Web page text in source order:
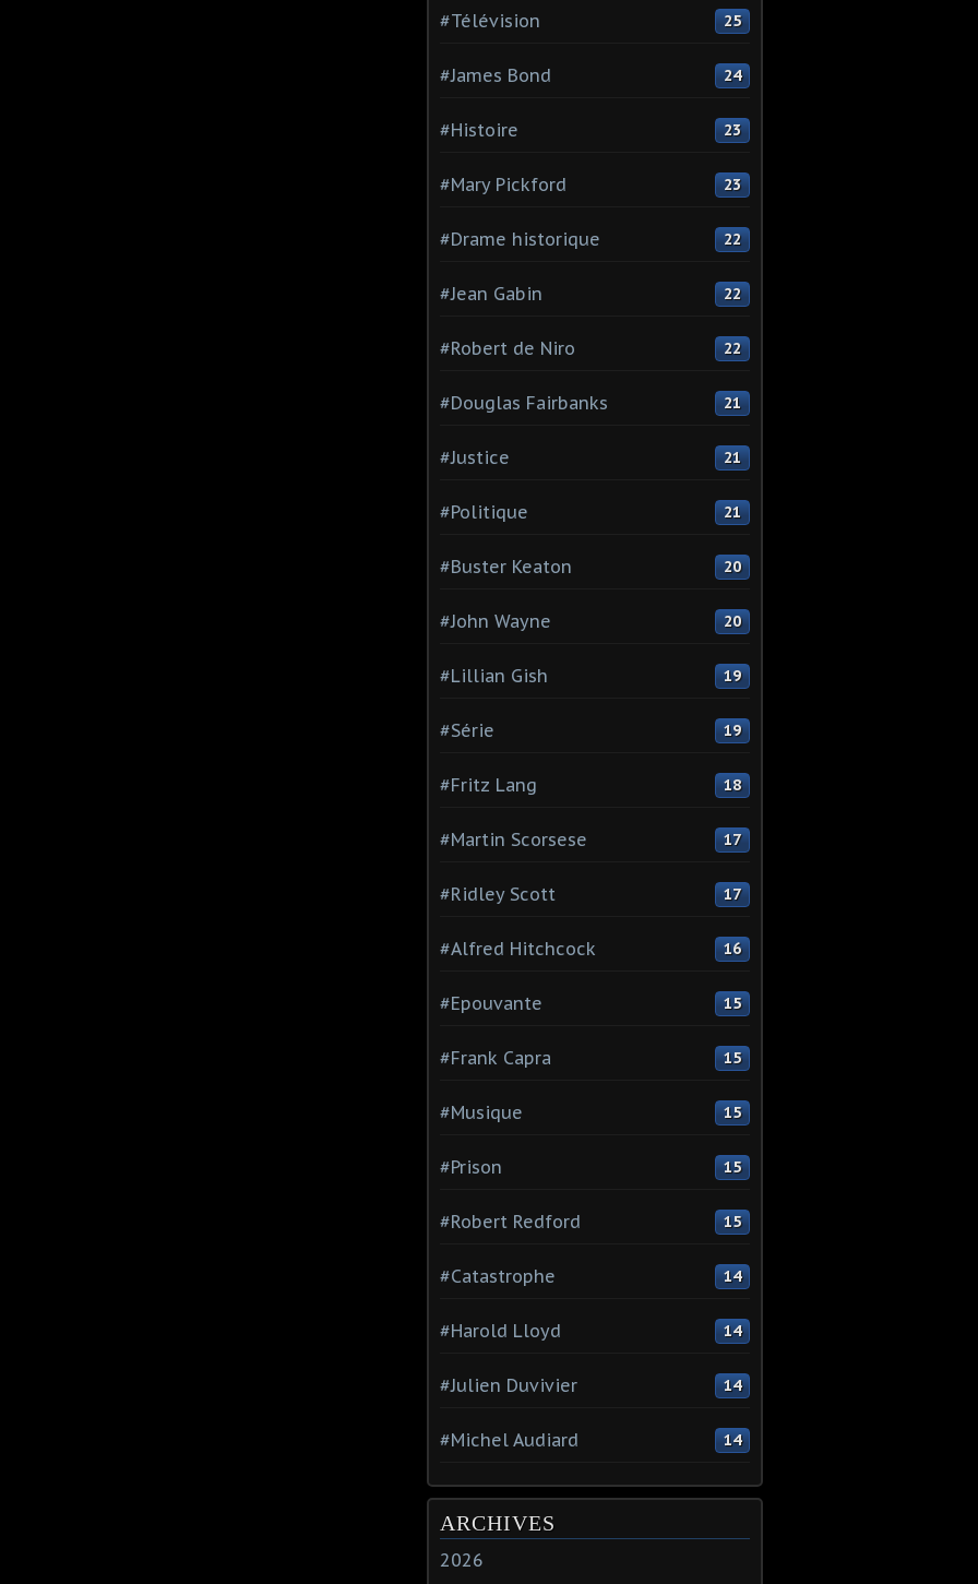
#Télévision 25
#James Bond 24
#Histoire 23
#Mary Pickford 23
#Drame historique 22
#Jean Gabin 22
#Robert de Niro 22
#Douglas Fairbanks 21
#Justice 21
#Politique 21
#Buster Keaton 20
#John Wayne 20
#Lillian Gish 19
#Série 19
#Fritz Lang 18
#Martin Scorsese 17
#Ridley Scott 17
#Alfred Hitchcock 16
#Epouvante 15
#Frank Capra 15
#Musique 15
#Prison 15
#Robert Redford 15
#Catastrophe 14
#Harold Lloyd 14
#Julien Duvivier 14
#Michel Audiard 14
ARCHIVES
2026